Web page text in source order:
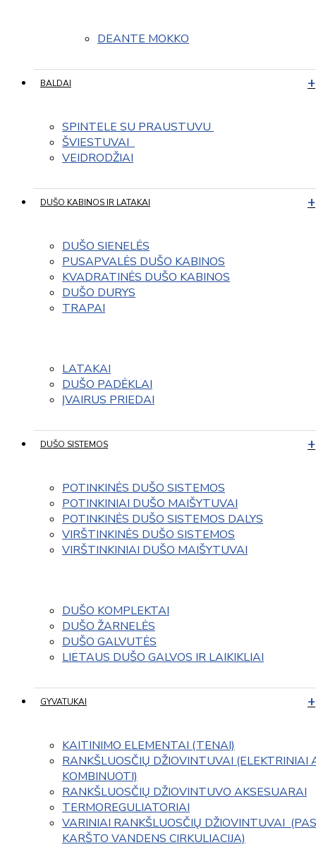
DEANTE MOKKO
BALDAI
SPINTELE SU PRAUSTUVU
ŠVIESTUVAI
VEIDRODŽIAI
DUŠO KABINOS IR LATAKAI
DUŠO SIENELĖS
PUSAPVALĖS DUŠO KABINOS
KVADRATINĖS DUŠO KABINOS
DUŠO DURYS
TRAPAI
LATAKAI
DUŠO PADĖKLAI
ĮVAIRUS PRIEDAI
DUŠO SISTEMOS
POTINKINĖS DUŠO SISTEMOS
POTINKINIAI DUŠO MAIŠYTUVAI
POTINKINĖS DUŠO SISTEMOS DALYS
VIRŠTINKINĖS DUŠO SISTEMOS
VIRŠTINKINIAI DUŠO MAIŠYTUVAI
DUŠO KOMPLEKTAI
DUŠO ŽARNELĖS
DUŠO GALVUTĖS
LIETAUS DUŠO GALVOS IR LAIKIKLIAI
GYVATUKAI
KAITINIMO ELEMENTAI (TENAI)
RANKŠLUOSČIŲ DŽIOVINTUVAI (ELEKTRINIAI
KOMBINUOTI)
RANKŠLUOSČIŲ DŽIOVINTUVO AKSESUARAI
TERMOREGULIATORIAI
VARINIAI RANKŠLUOSČIŲ DŽIOVINTUVAI
KARŠTO VANDENS CIRKULIACIJA)